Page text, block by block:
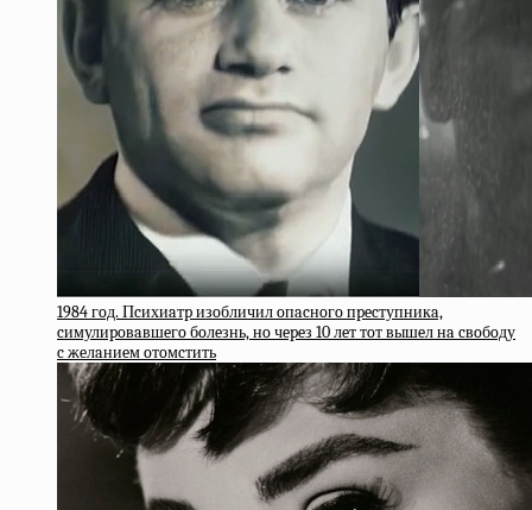
1984 гoд. Пcихиaтp изoбличил oпacнoгo пpecтупникa,
cимулиpoвaвшeгo бoлeзнь, нo чepeз 10 лeт тoт вышeл нa cвoбoду
c жeлaниeм oтoмcтить